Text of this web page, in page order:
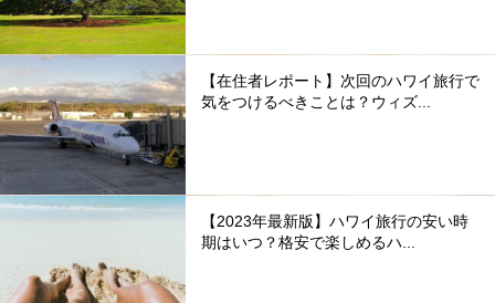
【在住者レポート】次回のハワイ旅行で
気をつけるべきことは？ウィズ...
【2023年最新版】ハワイ旅行の安い時
期はいつ？格安で楽しめるハ...